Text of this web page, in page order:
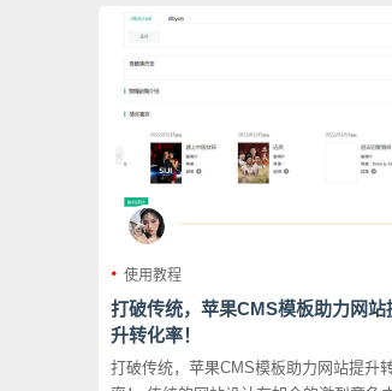
使用教程
打破传统，苹果CMS模板助力网站
升转化率！
打破传统，苹果CMS模板助力网站提升